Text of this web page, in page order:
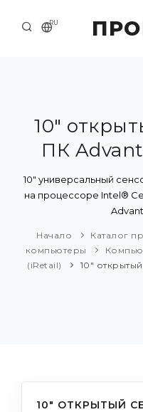
RU
О КОМПАНИИ
ПРИМЕРЫ И
КАТАЛОГ
10"
ПК
10" универсальный
на процессоре Intel®
Начало Каталог
компьютеры
(iRetail)
10"
10" ОТКРЫТЫЙ